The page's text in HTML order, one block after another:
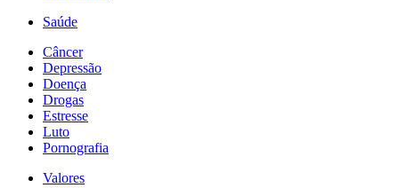
Saúde
Câncer
Depressão
Doença
Drogas
Estresse
Luto
Pornografia
Valores